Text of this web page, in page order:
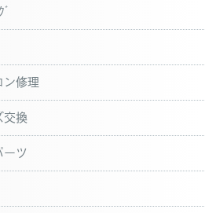
修理
交換
ーツ